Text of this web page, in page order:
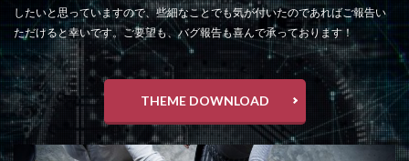
したいと思っていますので、些細なことでも気が付いたのであればご報告い
ただけると幸いです。ご要望も、バグ報告も喜んで承っております！
THEME DOWNLOAD